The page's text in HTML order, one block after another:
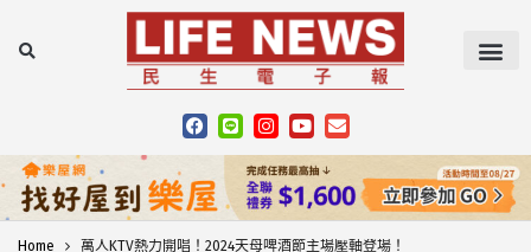
Home 萬人KTV熱力開唱！2024天母啤酒節主場壓軸登場！